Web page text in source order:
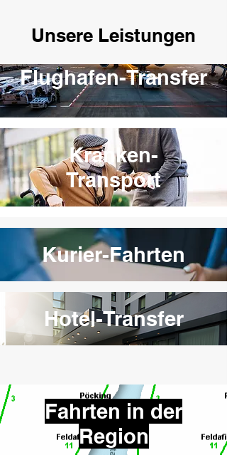
Unsere Leistungen
Flughafen-Transfer
Kranken-
Transport
Kurier-Fahrten
Hotel-Transfer
Fahrten in der
Region